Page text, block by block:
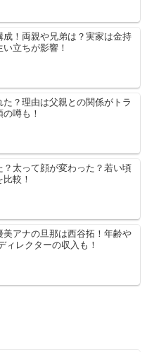
成！両親や兄弟は？実家は金持
立ちが影響！
？理由は父親との関係がトラ
噂も！
？太って顔が変わった？若い頃
較！
美アナの旦那は西谷拓！年齢や
ィレクターの収入も！